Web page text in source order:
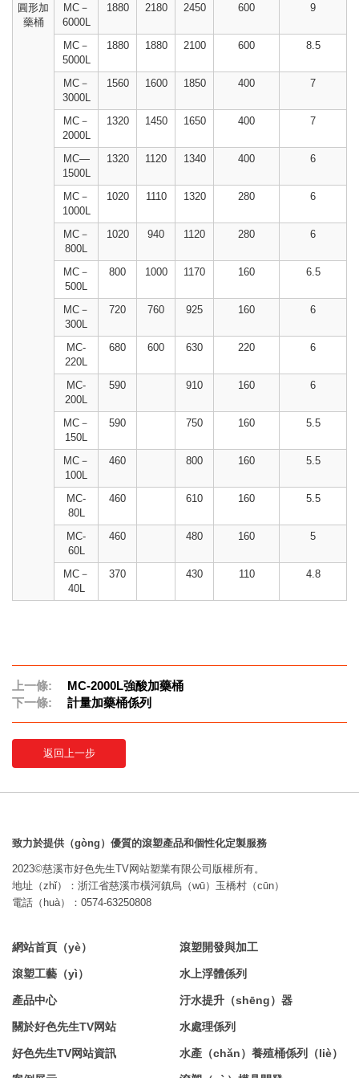
圓形加
藥桶
MC－
6000L
1880 2180 2450 600 9
MC－
5000L
1880 1880 2100 600 8.5
MC－
3000L
1560 1600 1850 400 7
MC－
2000L
1320 1450 1650 400 7
MC—
1500L
1320 1120 1340 400 6
MC－
1000L
1020 1110 1320 280 6
MC－
800L
1020 940 1120 280 6
MC－
500L
800 1000 1170 160 6.5
MC－
300L
720 760 925 160 6
MC-
220L
680 600 630 220 6
MC-
200L
590 910 160 6
MC－
150L
590 750 160 5.5
MC－
100L
460 800 160 5.5
MC-
80L
460 610 160 5.5
MC-
60L
460 480 160 5
MC－
40L
370 430 110 4.8
上一條:
MC-2000L強酸加藥桶
下一條:
計量加藥桶係列
返回上一步
致力於提供（gòng）優質的滾塑產品和個性化定製服務
2023©慈溪市好色先生TV网站塑業有限公司版權所有。
地址（zhǐ）：浙江省慈溪市橫河鎮烏（wū）玉橋村（cūn）
電話（huà）：0574-63250808
網站首頁（yè）
滾塑工藝（yì）
產品中心
關於好色先生TV网站
好色先生TV网站資訊
滾塑開發與加工
水上浮體係列
汙水提升（shēng）器
水處理係列
水產（chǎn）養殖桶係列（liè）